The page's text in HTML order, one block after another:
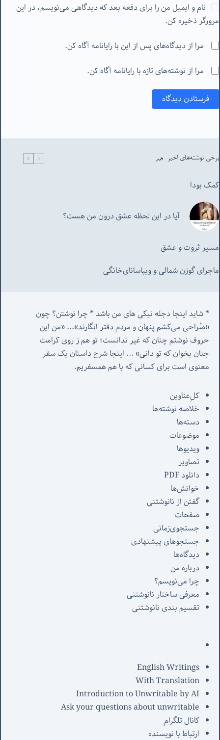
نام و ایمیل من را برای دفعه بعد که دیدگاهی می‌نویسم، در این
مرورگر ذخیره کن.
مرا از دیدگاه‌های پس از این با رایانامه آگاه کن.
مرا از نوشته‌های تازه با رایانامه آگاه کن.
فرستادن دیدگاه
برخی نوشته‌های اخیر
کمک بودا
آیا در این لحظه عشق درون من هست؟
مسیر ثروت و عشق
ماجرای گوزن شمالی و‌ ویپاسانای‌خانگی
«صُراحی می‌کشم پنهان‌ و مردم‌ دفتر انگارند»... «
چنان بخوان که تو دانی» ...
معنوی است برای کسانی که با هم همسفریم.
کل‌ِعناوین
خلاصه نوشته‌ها
دسته‌ها
موضوعات
ویدیوها
تصاویر
دانلود PDF
خوانش‌ها
گفتن از نانوشتنی
صفحات
جستجوی‌زمانی
جستجوهای پیشنهادی
دیدگاه‌ها
درباره من
چرا می‌نویسم؟
معرفی‌ ساختار نانوشتنی
تقسیم بندی نانوشتنی
English Writings
With Translation
Introduction to Unwritable by AI
Ask your questions about unwritable
کانال تلگرام
ارتباط با نویسنده